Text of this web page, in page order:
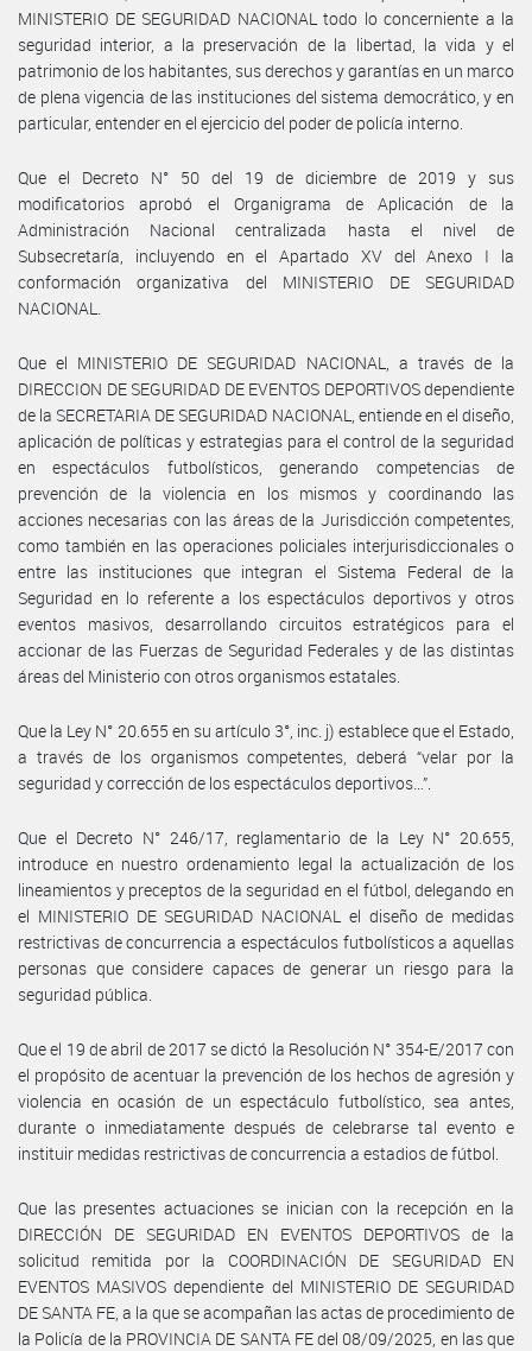
MINISTERIO DE SEGURIDAD NACIONAL todo lo concerniente a la
seguridad interior, a la preservación de la libertad, la vida y el
patrimonio de los habitantes, sus derechos y garantías en un marco
de plena vigencia de las instituciones del sistema democrático, y en
particular, entender en el ejercicio del poder de policía interno.
Que el Decreto N° 50 del 19 de diciembre de 2019 y sus
modificatorios aprobó el Organigrama de Aplicación de la
Administración Nacional centralizada hasta el nivel de
Subsecretaría, incluyendo en el Apartado XV del Anexo I la
conformación organizativa del MINISTERIO DE SEGURIDAD
NACIONAL.
Que el MINISTERIO DE SEGURIDAD NACIONAL, a través de la
DIRECCION DE SEGURIDAD DE EVENTOS DEPORTIVOS dependiente
de la SECRETARIA DE SEGURIDAD NACIONAL, entiende en el diseño,
aplicación de políticas y estrategias para el control de la seguridad
en espectáculos futbolísticos, generando competencias de
prevención de la violencia en los mismos y coordinando las
acciones necesarias con las áreas de la Jurisdicción competentes,
como también en las operaciones policiales interjurisdiccionales o
entre las instituciones que integran el Sistema Federal de la
Seguridad en lo referente a los espectáculos deportivos y otros
eventos masivos, desarrollando circuitos estratégicos para el
accionar de las Fuerzas de Seguridad Federales y de las distintas
áreas del Ministerio con otros organismos estatales.
Que la Ley N° 20.655 en su artículo 3°, inc. j) establece que el Estado,
a través de los organismos competentes, deberá “velar por la
seguridad y corrección de los espectáculos deportivos…”.
Que el Decreto N° 246/17, reglamentario de la Ley N° 20.655,
introduce en nuestro ordenamiento legal la actualización de los
lineamientos y preceptos de la seguridad en el fútbol, delegando en
el MINISTERIO DE SEGURIDAD NACIONAL el diseño de medidas
restrictivas de concurrencia a espectáculos futbolísticos a aquellas
personas que considere capaces de generar un riesgo para la
seguridad pública.
Que el 19 de abril de 2017 se dictó la Resolución N° 354-E/2017 con
el propósito de acentuar la prevención de los hechos de agresión y
violencia en ocasión de un espectáculo futbolístico, sea antes,
durante o inmediatamente después de celebrarse tal evento e
instituir medidas restrictivas de concurrencia a estadios de fútbol.
Que las presentes actuaciones se inician con la recepción en la
DIRECCIÓN DE SEGURIDAD EN EVENTOS DEPORTIVOS de la
solicitud remitida por la COORDINACIÓN DE SEGURIDAD EN
EVENTOS MASIVOS dependiente del MINISTERIO DE SEGURIDAD
DE SANTA FE, a la que se acompañan las actas de procedimiento de
la Policía de la PROVINCIA DE SANTA FE del 08/09/2025, en las que